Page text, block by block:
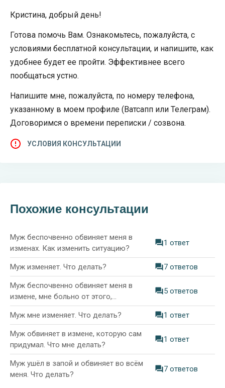
Кристина, добрый день!
Готова помочь Вам. Ознакомьтесь, пожалуйста, с
условиями бесплатной консультации, и напишите, как
удобнее будет ее пройти. Эффективнее всего
пообщаться устно.
Напишите мне, пожалуйста, по номеру телефона,
указанному в моем профиле (Ватсапп или Телеграм).
Договоримся о времени переписки / созвона.
УСЛОВИЯ КОНСУЛЬТАЦИИ
Похожие консультации
Муж беспочвенно обвиняет меня в
изменах. Как изменить ситуацию?
1 ответ
Муж изменяет. Что делать? 7 ответов
Муж беспочвенно обвиняет меня в
измене, мне больно от этого,
разводимся. Как выжить?
5 ответов
Муж мне изменяет. Что делать? 1 ответ
Муж обвиняет в измене, которую сам
придумал. Что мне делать?
1 ответ
Муж ушёл в запой и обвиняет во всём
меня. Что делать?
7 ответов